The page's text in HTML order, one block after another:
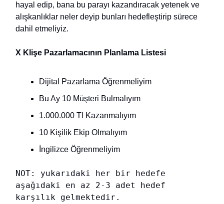
hayal edip, bana bu parayı kazandıracak yetenek ve
alışkanlıklar neler deyip bunları hedefleştirip sürece
dahil etmeliyiz.
X Klişe Pazarlamacının Planlama Listesi
Dijital Pazarlama Öğrenmeliyim
Bu Ay 10 Müşteri Bulmalıyım
1.000.000 Tl Kazanmalıyım
10 Kişilik Ekip Olmalıyım
İngilizce Öğrenmeliyim
NOT: yukarıdaki her bir hedefe
aşağıdaki en az 2-3 adet hedef
karşılık gelmektedir.